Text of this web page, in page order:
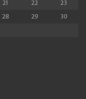
21 22
23
28 29
30